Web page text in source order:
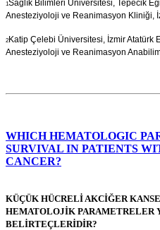
1 Sağlık Bilimleri Üniversitesi, Tepecik
Anesteziyoloji ve Reanimasyon Kliniği,
2Katip Çelebi Üniversitesi, İzmir Atatürk
Anesteziyoloji ve Reanimasyon Anabilim
WHICH HEMATOLOGIC
SURVIVAL IN PATIENTS
CANCER?
KÜÇÜK HÜCRELİ AKCİĞER
HEMATOLOJİK PARAMETRELER
BELİRTEÇLERİDİR?